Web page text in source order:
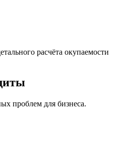
расчёта окупаемости
проблем для бизнеса.